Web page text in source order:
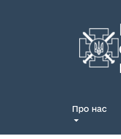
Про нас